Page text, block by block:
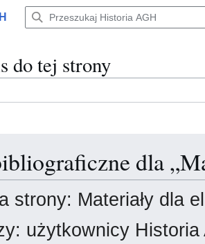
treści
do tej strony
dla
strony: Materiały dla
użytkownicy Historia